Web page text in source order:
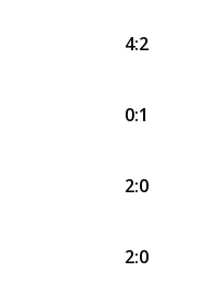
4:2
0:1
2:0
2:0